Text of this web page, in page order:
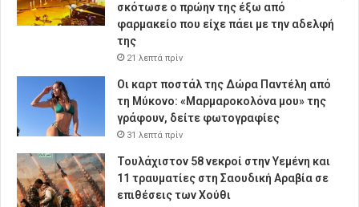
σκότωσε ο πρώην της έξω από
φαρμακείο που είχε πάει με την αδελφή
της
21 λεπτά πρίν
Οι καρτ ποστάλ της Δώρα Παντέλη από
τη Μύκονο: «Μαρμαροκολόνα μου» της
γράφουν, δείτε φωτογραφίες
31 λεπτά πρίν
Τουλάχιστον 58 νεκροί στην Υεμένη και
11 τραυματίες στη Σαουδική Αραβία σε
επιθέσεις των Χούθι